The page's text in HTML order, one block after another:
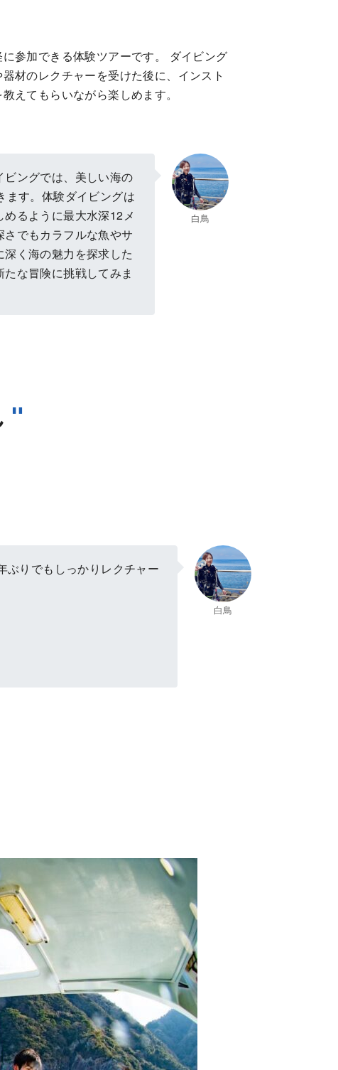
参加できる体験ツアーです。 ダイビング
材のレクチャーを受けた後に、インスト
えてもらいながら楽しめます。
白鳥
ングでは、美しい海の
ます。体験ダイビングは
めるように最大水深12メ
でもカラフルな魚やサ
く海の魅力を探求した
な冒険に挑戦してみま
"
白鳥
ぶりでもしっかりレクチャー